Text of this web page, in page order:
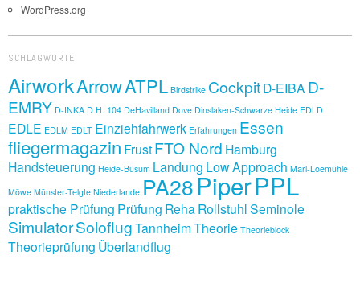
WordPress.org
SCHLAGWORTE
AirworkArrowATPL Birdstrike CockpitD-EIBA D-
EMRY D-INKA D.H. 104 DeHavilland Dove Dinslaken-Schwarze Heide EDLD
EDLE EDLM EDLT Einziehfahrwerk Erfahrungen Essen
fliegermagazin FrustFTO Nord Hamburg
Handsteuerung Heide-Büsum Landung Low Approach Marl-Loemühle
Möwe Münster-Telgte Niederlande PA28PiperPPL
praktische Prüfung Prüfung RehaRollstuhlSeminole
SimulatorSoloflugTannheimTheorie Theorieblock
Theorieprüfung Überlandflug